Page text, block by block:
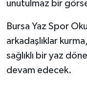
unutulmaz bir
Bursa Yaz Spor
arkadaşlıklar
sağlıklı bir yaz
devam edecek.